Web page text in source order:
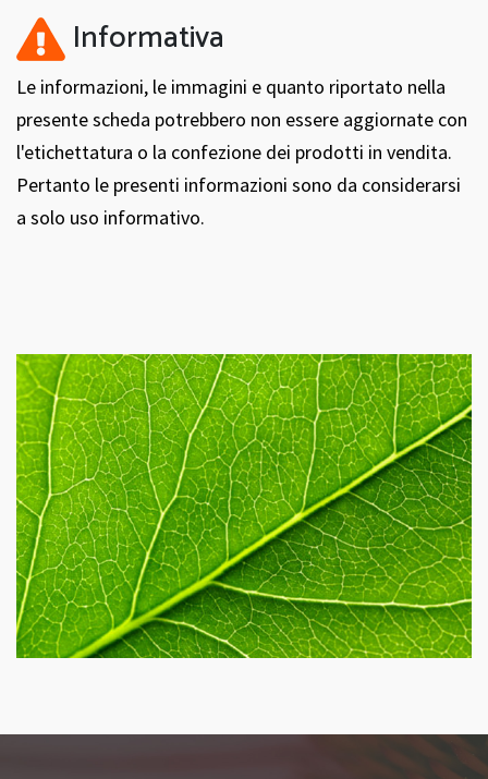
Informativa
Le informazioni, le immagini e quanto riportato nella
presente scheda potrebbero non essere aggiornate con
l'etichettatura o la confezione dei prodotti in vendita.
Pertanto le presenti informazioni sono da considerarsi
a solo uso informativo.